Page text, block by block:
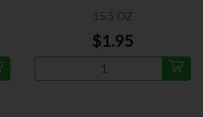
15.5 OZ
$1.95